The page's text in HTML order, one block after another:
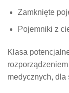
Zamknięte
Pojemniki z
Klasa
medycznych,